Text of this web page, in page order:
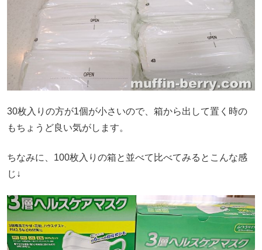
30枚入りの方が1個が小さいので、箱から出して置く時の
もちょうど良い気がします。
ちなみに、100枚入りの箱と並べて比べてみるとこんな感
じ↓